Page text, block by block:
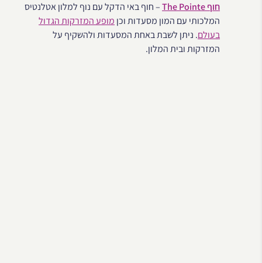
חוף The Pointe
– חוף באי הדקל עם נוף למלון אטלנטיס
המלכותי עם המון מסעדות וכן מופע המזרקות הגדול
בעולם. ניתן לשבת באחת המסעדות ולהשקיף על
המזרקות ובית המלון.